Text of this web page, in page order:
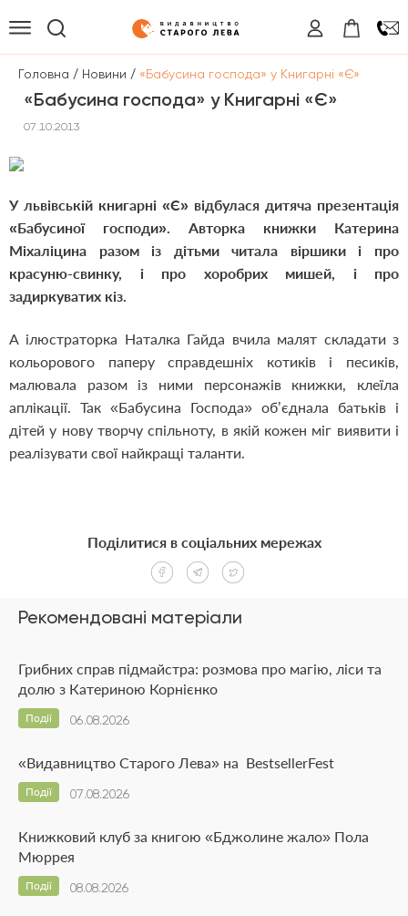
Головна / Новини / «Бабусина господа» у Книгарні «Є»
«Бабусина господа» у Книгарні «Є»
07.10.2013
У львівській книгарні «Є» відбулася дитяча презентація
«Бабусиної господи». Авторка книжки Катерина
Міхаліцина разом із дітьми читала віршики і про
красуню-свинку, і про хоробрих мишей, і про
задиркуватих кіз.
А ілюстраторка Наталка Гайда вчила малят складати з
кольорового паперу справдешніх котиків і песиків,
малювала разом із ними персонажів книжки, клеїла
аплікації. Так «Бабусина Господа» об’єднала батьків і
дітей у нову творчу спільноту, в якій кожен міг виявити і
реалізувати свої найкращі таланти.
Рекомендовані матеріали
Грибних справ підмайстра: розмова про магію, ліси та
долю з Катериною Корнієнко
06.08.2026
Події
«Видавництво Старого Лева» на BestsellerFest
07.08.2026
Події
Книжковий клуб за книгою «Бджолине жало» Пола
Мюррея
08.08.2026
Події
Поділитися в соціальних мережах